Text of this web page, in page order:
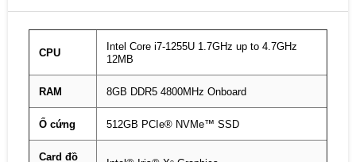
CPU
Intel Core i7-1255U 1.7GHz up to 4.7GHz
12MB
RAM 8GB DDR5 4800MHz Onboard
Ổ cứng 512GB PCIe® NVMe™ SSD
Card đồ